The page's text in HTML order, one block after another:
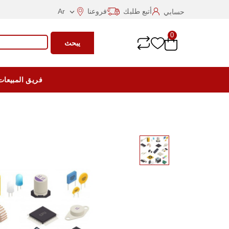
Ar  فروعنا أتبع طلبك حسابي
يبحث
0
فريق